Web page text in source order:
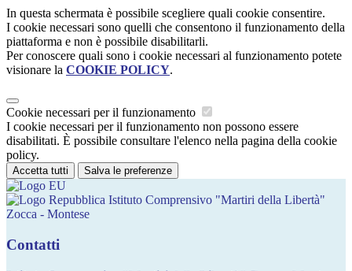
In questa schermata è possibile scegliere quali cookie consentire.
I cookie necessari sono quelli che consentono il funzionamento della
piattaforma e non è possibile disabilitarli.
Per conoscere quali sono i cookie necessari al funzionamento potete
visionare la COOKIE POLICY.
Cookie necessari per il funzionamento
I cookie necessari per il funzionamento non possono essere
disabilitati. È possibile consultare l'elenco nella pagina della cookie
policy.
Accetta tutti Salva le preferenze
Istituto Comprensivo "Martiri della Libertà"
Zocca - Montese
Contatti